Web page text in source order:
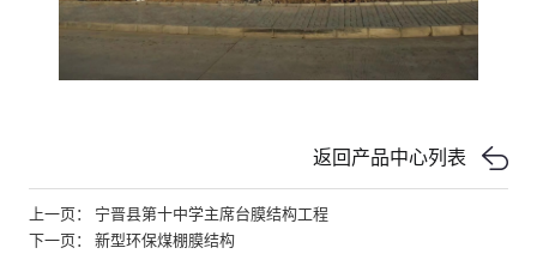
返回产品中心列表
上一页： 宁晋县第十中学主席台膜结构工程
下一页： 新型环保煤棚膜结构